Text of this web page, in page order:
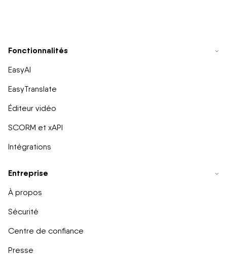
Fonctionnalités
EasyAI
EasyTranslate
Éditeur vidéo
SCORM et xAPI
Intégrations
Entreprise
À propos
Sécurité
Centre de confiance
Presse